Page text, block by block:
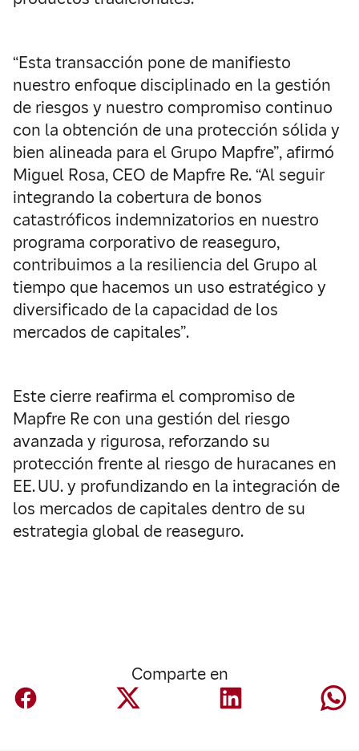
“Esta transacción pone de manifiesto
nuestro enfoque disciplinado en la gestión
de riesgos y nuestro compromiso continuo
con la obtención de una protección sólida y
bien alineada para el Grupo Mapfre”, afirmó
Miguel Rosa, CEO de Mapfre Re. “Al seguir
integrando la cobertura de bonos
catastróficos indemnizatorios en nuestro
programa corporativo de reaseguro,
contribuimos a la resiliencia del Grupo al
tiempo que hacemos un uso estratégico y
diversificado de la capacidad de los
mercados de capitales”.
Este cierre reafirma el compromiso de
Mapfre Re con una gestión del riesgo
avanzada y rigurosa, reforzando su
protección frente al riesgo de huracanes en
EE. UU. y profundizando en la integración de
los mercados de capitales dentro de su
estrategia global de reaseguro.
Comparte en